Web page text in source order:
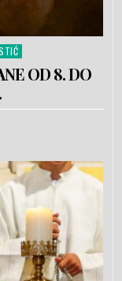
OD 8. DO